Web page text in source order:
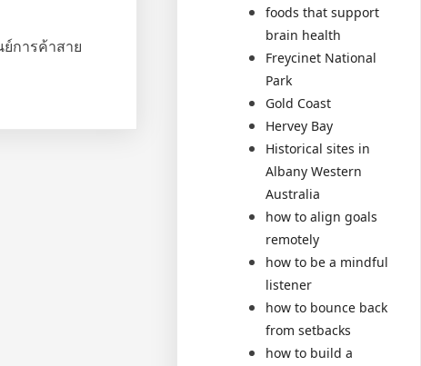
การค้าสาย
foods that support
brain health
Freycinet National
Park
Gold Coast
Hervey Bay
Historical sites in
Albany Western
Australia
how to align goals
remotely
how to be a mindful
listener
how to bounce back
from setbacks
how to build a